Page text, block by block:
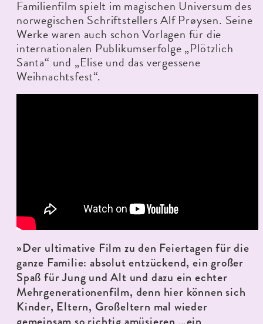
Familienfilm spielt im magischen Universum des
norwegischen Schriftstellers Alf Prøysen. Seine
Werke waren auch schon Vorlagen für die
internationalen Publikumserfolge „Plötzlich
Santa“ und „Elise und das vergessene
Weihnachtsfest“.
»Der ultimative Film zu den Feiertagen für die
ganze Familie: absolut entzückend, ein großer
Spaß für Jung und Alt und dazu ein echter
Mehrgenerationenfilm, denn hier können sich
Kinder, Eltern, Großeltern mal wieder